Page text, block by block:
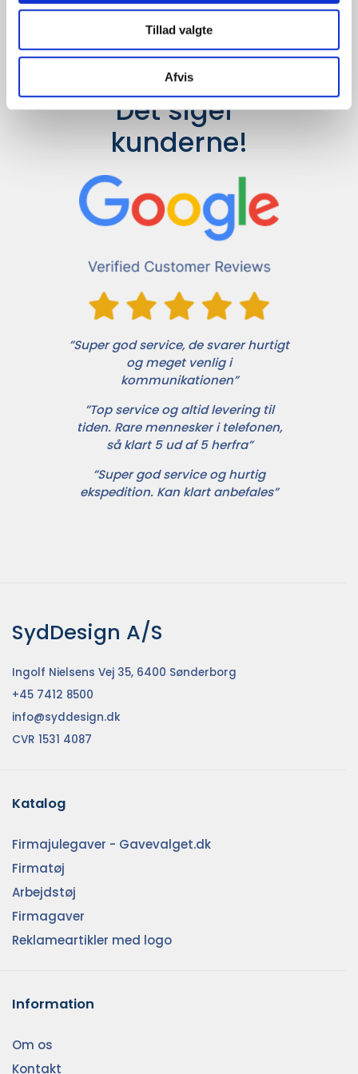
Tillad valgte
Afvis
Det siger
kunderne!
”Super god service, de svarer hurtigt
og meget venlig i
kommunikationen”
”Top service og altid levering til
tiden. Rare mennesker i telefonen,
så klart 5 ud af 5 herfra”
”Super god service og hurtig
ekspedition. Kan klart anbefales”
SydDesign A/S
Ingolf Nielsens Vej 35, 6400 Sønderborg
+45 7412 8500
info@syddesign.dk
CVR 1531 4087
Katalog
Firmajulegaver - Gavevalget.dk
Firmatøj
Arbejdstøj
Firmagaver
Reklameartikler med logo
Information
Om os
Kontakt